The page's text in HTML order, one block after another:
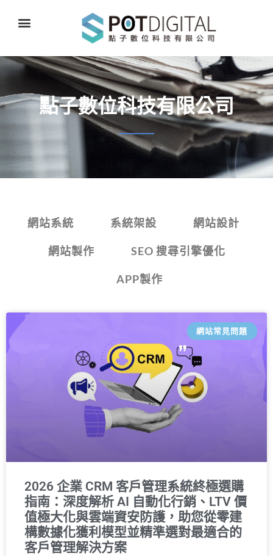
點子數位科技有限公司
網站系統 系統架設 網站設計
網站製作 SEO 搜尋引擎優化
APP製作
網站常見問題
2026 企業 CRM 客戶管理系統終極選購
指南：深度解析 AI 自動化行銷、LTV 價
值極大化與雲端資安防護，助您從零建
構數據化獲利模型並精準選對最適合的
客戶管理解決方案